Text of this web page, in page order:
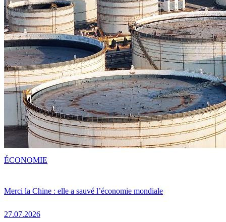
Merci la Chine : elle a sauvé l’économie mondiale
27.07.2026
ÉCONOMIE